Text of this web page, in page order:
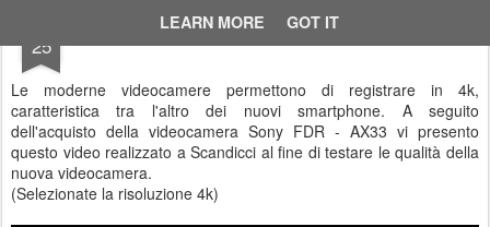
LEARN MORE GOT IT
25 Scandicci in 4K
Le moderne videocamere permettono di registrare in 4k,
caratteristica tra l'altro dei nuovi smartphone. A seguito
dell'acquisto della videocamera Sony FDR - AX33 vi presento
questo video realizzato a Scandicci al fine di testare le qualità della
nuova videocamera.
(Selezionate la risoluzione 4k)